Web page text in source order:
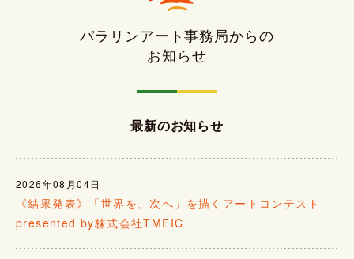
パラリンアート事務局からの
お知らせ
最新のお知らせ
2026年08月04日
《結果発表》「世界を、次へ」を描くアートコンテスト
presented by株式会社TMEIC